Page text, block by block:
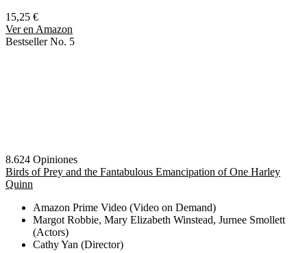
15,25 €
Ver en Amazon
Bestseller No. 5
8.624 Opiniones
Birds of Prey and the Fantabulous Emancipation of One Harley
Quinn
Amazon Prime Video (Video on Demand)
Margot Robbie, Mary Elizabeth Winstead, Jurnee Smollett
(Actors)
Cathy Yan (Director)